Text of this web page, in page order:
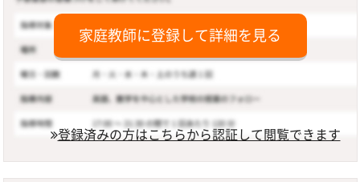
家庭教師に登録して詳細を見る
登録済みの方はこちらから認証して閲覧できます